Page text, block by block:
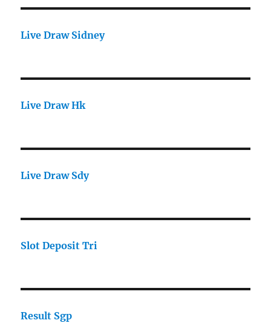
Live Draw Sidney
Live Draw Hk
Live Draw Sdy
Slot Deposit Tri
Result Sgp